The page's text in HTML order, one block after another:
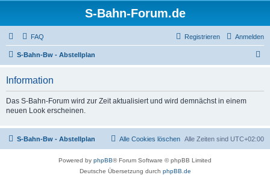
S-Bahn-Forum.de
FAQ Anmelden
Registrieren
S-Bahn-Bw - Abstellplan
Information
Das S-Bahn-Forum wird zur Zeit aktualisiert und wird demnächst in einem
neuen Look erscheinen.
S-Bahn-Bw - Abstellplan Alle Zeiten sind UTC+02:00
Alle Cookies löschen
Powered by phpBB® Forum Software © phpBB Limited
Deutsche Übersetzung durch phpBB.de